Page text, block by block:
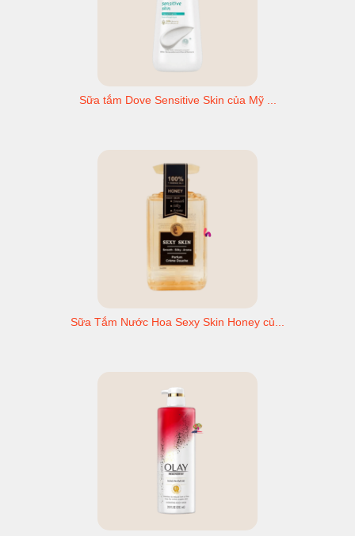
Sữa tắm Dove Sensitive Skin của Mỹ ...
Sữa Tắm Nước Hoa Sexy Skin Honey củ...